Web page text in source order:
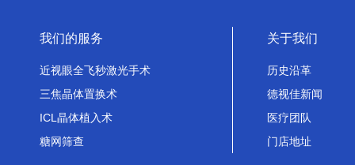
我们的服务
近视眼全飞秒激光手术
三焦晶体置换术
ICL晶体植入术
糖网筛查
关于我们
历史沿革
德视佳新闻
医疗团队
门店地址